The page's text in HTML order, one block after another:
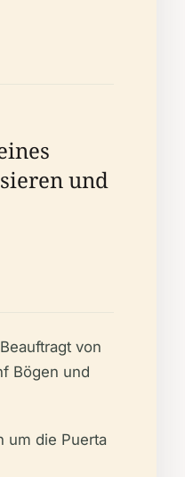
und
von
Bögen und
um die Puerta